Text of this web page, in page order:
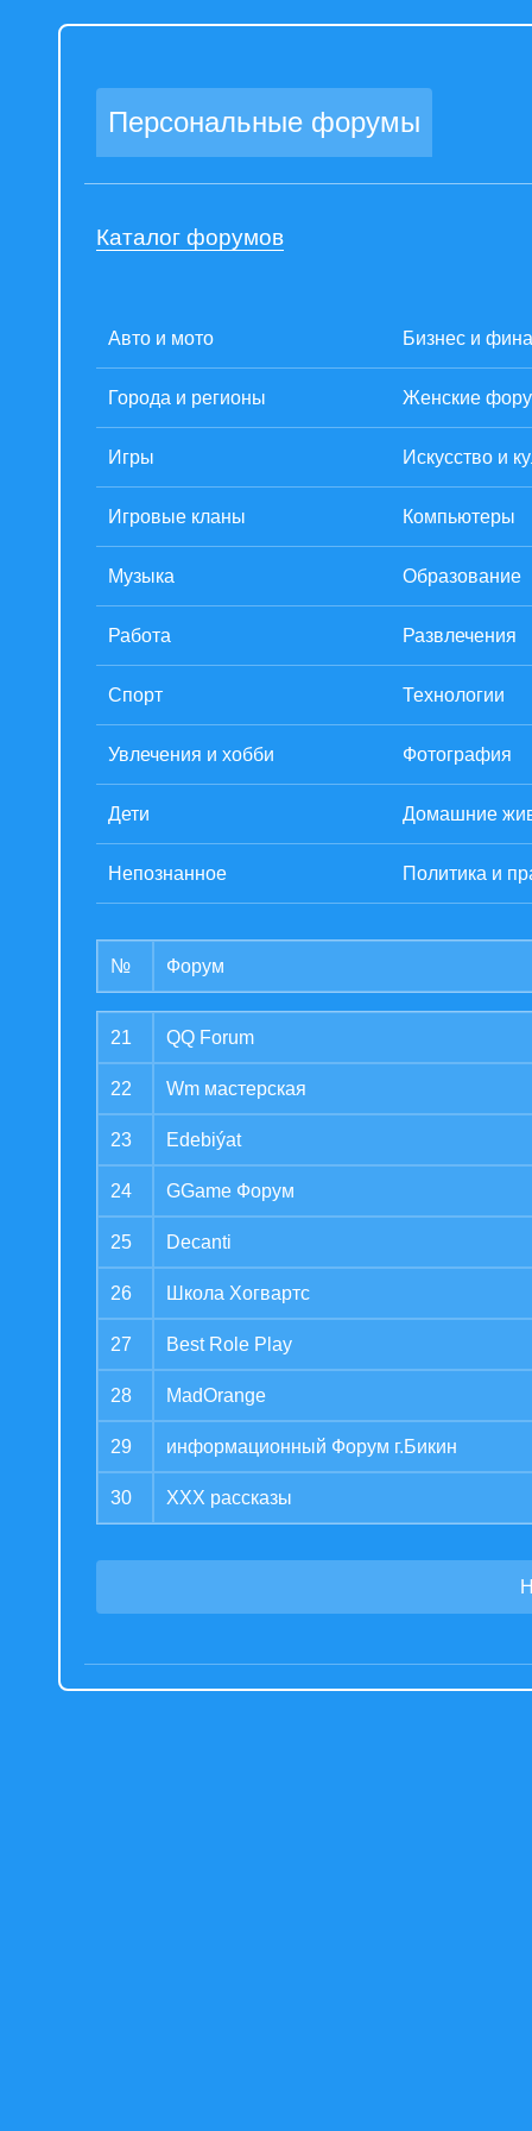
Персональные форумы
Каталог форумов
Авто и мото Бизнес и
Города и регионы Женские
Игры Искусство и
Игровые кланы Компьютеры
Музыка Образование
Работа Развлечения
Спорт Технологии
Увлечения и хобби Фотография
Дети Домашние
Непознанное Политика и
№ Форум
21 QQ Forum
22 Wm мастерская
23 Edebiýat
24 GGame Форум
25 Decanti
26 Школа Хогвартс
27 Best Role Play
28 MadOrange
29 информационный Форум г.Бикин
30 XXX рассказы